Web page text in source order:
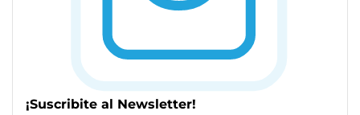
¡Suscribite al Newsletter!